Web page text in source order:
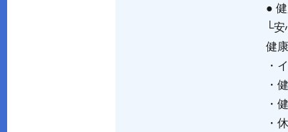
●
└
健
・
・
・
・